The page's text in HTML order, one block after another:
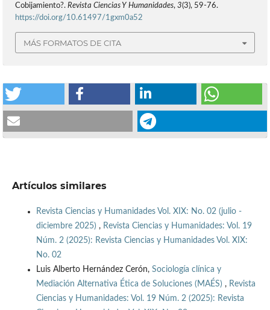
Cobijamiento?. Revista Ciencias Y Humanidades, 3(3), 59-76.
https://doi.org/10.61497/1gxm0a52
MÁS FORMATOS DE CITA
Artículos similares
Revista Ciencias y Humanidades Vol. XIX: No. 02 (julio -
diciembre 2025) , Revista Ciencias y Humanidades: Vol. 19
Núm. 2 (2025): Revista Ciencias y Humanidades Vol. XIX:
No. 02
Luis Alberto Hernández Cerón, Sociología clínica y
Mediación Alternativa Ética de Soluciones (MAÉS) , Revista
Ciencias y Humanidades: Vol. 19 Núm. 2 (2025): Revista